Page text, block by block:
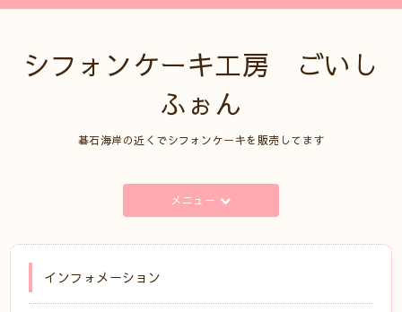
シフォンケーキ工房 ごいし
ふぉん
碁石海岸の近くでシフォンケーキを販売してます
メニュー
インフォメーション